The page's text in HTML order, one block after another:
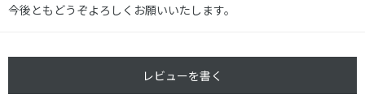
今後ともどうぞよろしくお願いいたします。
レビューを書く